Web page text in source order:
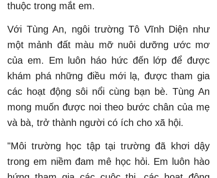
thuộc trong mắt em.
Với Tùng An, ngôi trường Tô Vĩnh Diện như
một mảnh đất màu mỡ nuôi dưỡng ước mơ
của em. Em luôn háo hức đến lớp để được
khám phá những điều mới lạ, được tham gia
các hoạt động sôi nổi cùng bạn bè. Tùng An
mong muốn được noi theo bước chân của mẹ
và bà, trở thành người có ích cho xã hội.
"Môi trường học tập tại trường đã khơi dậy
trong em niềm đam mê học hỏi. Em luôn hào